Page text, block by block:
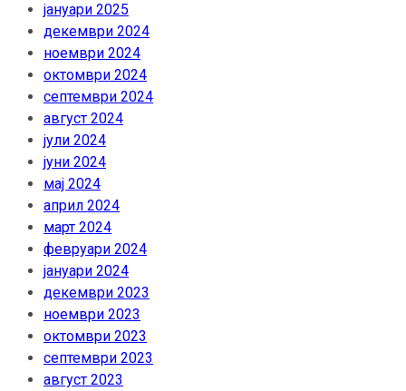
јануари 2025
декември 2024
ноември 2024
октомври 2024
септември 2024
август 2024
јули 2024
јуни 2024
мај 2024
април 2024
март 2024
февруари 2024
јануари 2024
декември 2023
ноември 2023
октомври 2023
септември 2023
август 2023